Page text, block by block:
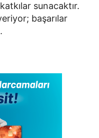
sunacaktır.
başarılar